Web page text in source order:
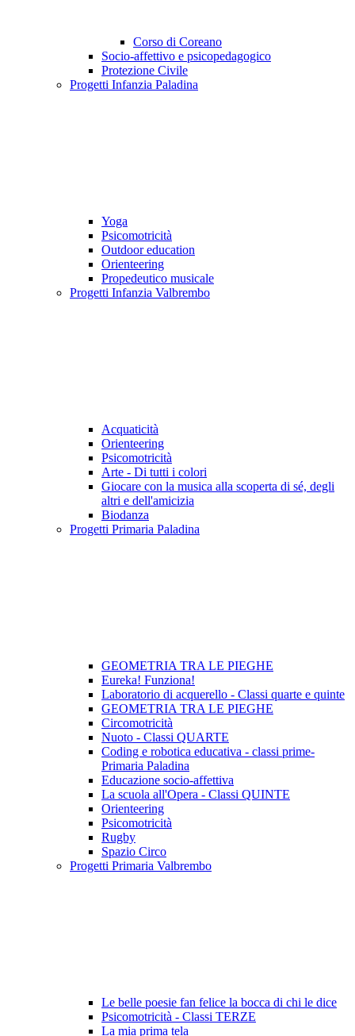
Corso di Coreano
Socio-affettivo e psicopedagogico
Protezione Civile
Progetti Infanzia Paladina
Yoga
Psicomotricità
Outdoor education
Orienteering
Propedeutico musicale
Progetti Infanzia Valbrembo
Acquaticità
Orienteering
Psicomotricità
Arte - Di tutti i colori
Giocare con la musica alla scoperta di sé, degli
altri e dell'amicizia
Biodanza
Progetti Primaria Paladina
GEOMETRIA TRA LE PIEGHE
Eureka! Funziona!
Laboratorio di acquerello - Classi quarte e quinte
GEOMETRIA TRA LE PIEGHE
Circomotricità
Nuoto - Classi QUARTE
Coding e robotica educativa - classi prime-
Primaria Paladina
Educazione socio-affettiva
La scuola all'Opera - Classi QUINTE
Orienteering
Psicomotricità
Rugby
Spazio Circo
Progetti Primaria Valbrembo
Le belle poesie fan felice la bocca di chi le dice
Psicomotricità - Classi TERZE
La mia prima tela